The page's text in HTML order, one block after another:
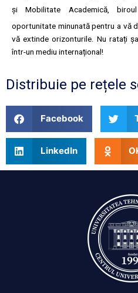
și Mobilitate Academică,
oportunitate minunată pentru a vă
vă extinde orizonturile. Nu ratați
într-un mediu internațional!
Distribuie pe rețele
Facebook
LinkedIn